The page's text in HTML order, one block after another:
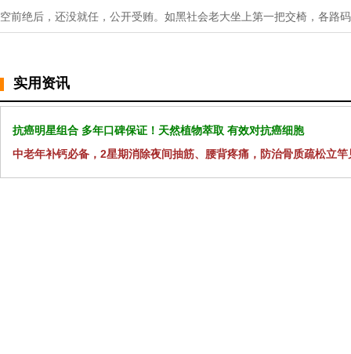
空前绝后，还没就任，公开受贿。如黑社会老大坐上第一把交椅，各路
实用资讯
抗癌明星组合 多年口碑保证！天然植物萃取 有效对抗癌细胞
中老年补钙必备，2星期消除夜间抽筋、腰背疼痛，防治骨质疏松立竿